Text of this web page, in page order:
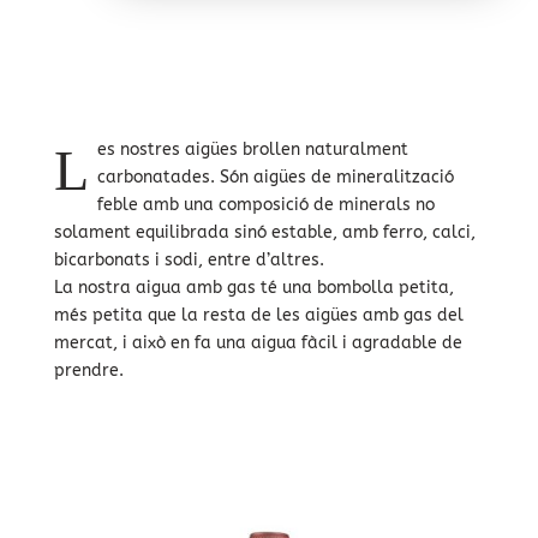
L es nostres aigües brollen naturalment
carbonatades. Són aigües de mineralització
feble amb una composició de minerals no
solament equilibrada sinó estable, amb ferro, calci,
bicarbonats i sodi, entre d’altres.
La nostra aigua amb gas té una bombolla petita,
més petita que la resta de les aigües amb gas del
mercat, i això en fa una aigua fàcil i agradable de
prendre.